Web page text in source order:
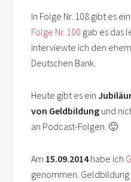
In Folge Nr. 108 gibt es
Folge Nr. 100 gab es das
interviewte ich den
Deutschen Bank.
Heute gibt es ein
von Geldbildung und
an Podcast-Folgen. 🙂
Am 15.09.2014habe ich
genommen. Geldbildung